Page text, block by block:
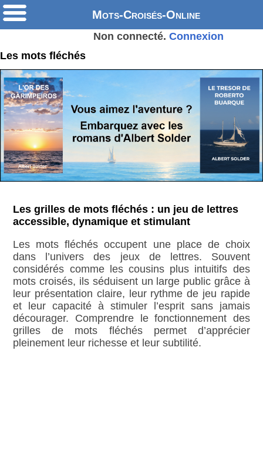
Mots-Croisés-Online
Non connecté. Connexion
Les mots fléchés
Les grilles de mots fléchés : un jeu de lettres
accessible, dynamique et stimulant
Les mots fléchés occupent une place de choix
dans l’univers des jeux de lettres. Souvent
considérés comme les cousins plus intuitifs des
mots croisés, ils séduisent un large public grâce à
leur présentation claire, leur rythme de jeu rapide
et leur capacité à stimuler l’esprit sans jamais
décourager. Comprendre le fonctionnement des
grilles de mots fléchés permet d’apprécier
pleinement leur richesse et leur subtilité.